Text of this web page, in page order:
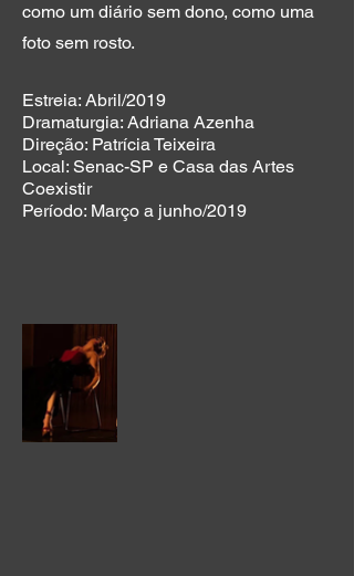
como um diário sem dono, como uma
foto sem rosto.
Estreia: Abril/2019
Dramaturgia: Adriana Azenha
Direção: Patrícia Teixeira
Local: Senac-SP e Casa das Artes
Coexistir
Período: Março a junho/2019